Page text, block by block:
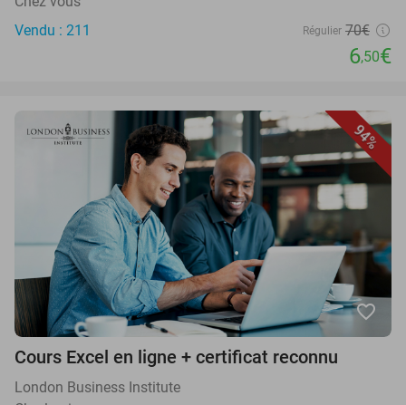
Vendu : 211
Régulier 70€
6,50€
94%
favorite_border
Cours Excel en ligne + certificat reconnu
London Business Institute